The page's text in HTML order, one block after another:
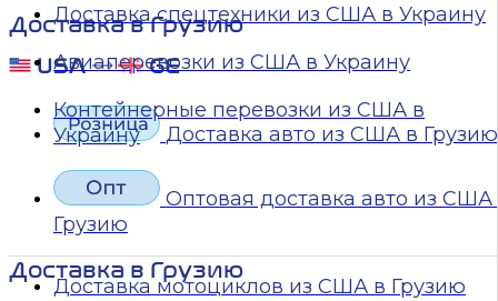
Доставка спецтехники из США в Украину
Авиаперевозки из США в Украину
Контейнерные перевозки из США в
Украину
Доставка в Грузию
Доставка в Грузию
Доставка авто из США в Грузию
Оптовая доставка авто из США
Грузию
Доставка мотоциклов из США в Грузию